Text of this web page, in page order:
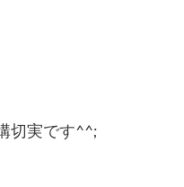
切実です^^;